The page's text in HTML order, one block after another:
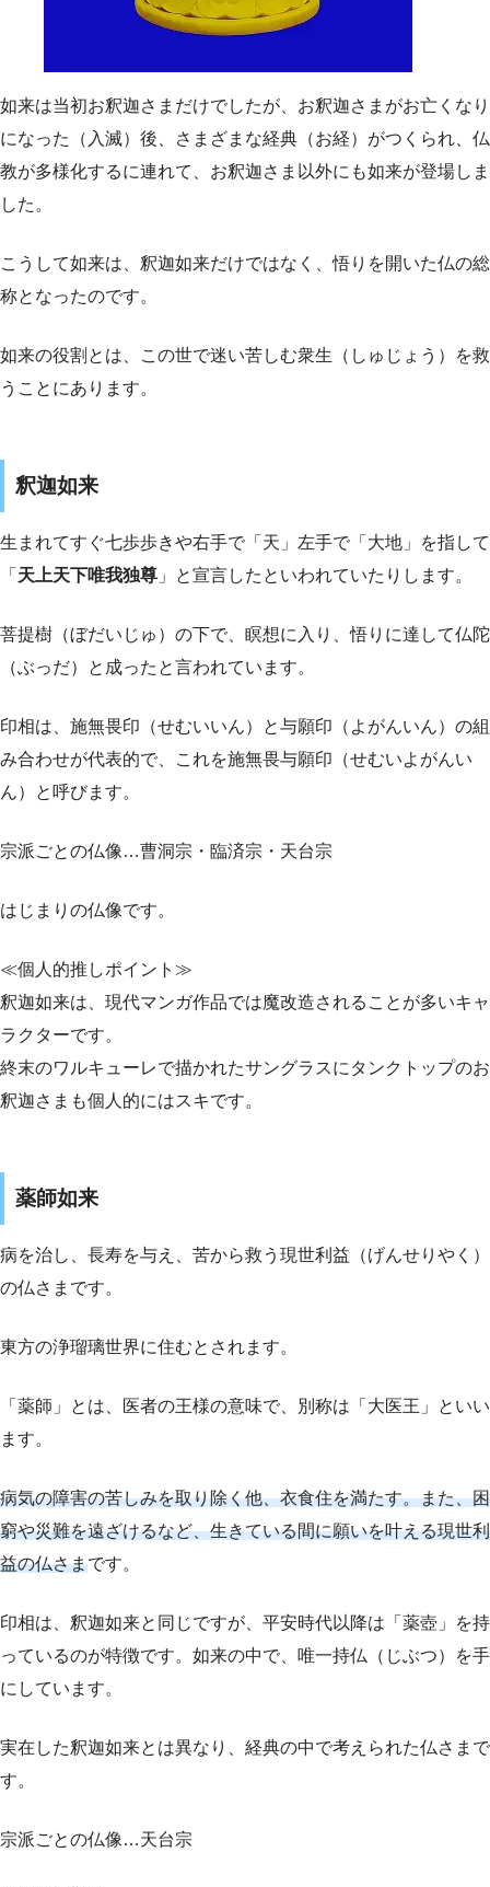
如来は当初お釈迦さまだけでしたが、お釈迦さまがお亡くなり
になった（入滅）後、さまざまな経典（お経）がつくられ、仏
教が多様化するに連れて、お釈迦さま以外にも如来が登場しま
した。
こうして如来は、釈迦如来だけではなく、悟りを開いた仏の総
称となったのです。
如来の役割とは、この世で迷い苦しむ衆生（しゅじょう）を救
うことにあります。
釈迦如来
生まれてすぐ七歩歩きや右手で「天」左手で「大地」を指して
「 天上天下唯我独尊 」と宣言したといわれていたりします。
菩提樹（ぼだいじゅ）の下で、瞑想に入り、悟りに達して仏陀
（ぶっだ）と成ったと言われています。
印相は、施無畏印（せむいいん）と与願印（よがんいん）の組
み合わせが代表的で、これを施無畏与願印（せむいよがんい
ん）と呼びます。
宗派ごとの仏像…曹洞宗・臨済宗・天台宗
はじまりの仏像です。
≪個人的推しポイント≫
釈迦如来は、現代マンガ作品では魔改造されることが多いキャ
ラクターです。
終末のワルキューレで描かれたサングラスにタンクトップのお
釈迦さまも個人的にはスキです。
薬師如来
病を治し、長寿を与え、苦から救う現世利益（げんせりやく）
の仏さまです。
東方の浄瑠璃世界に住むとされます。
「薬師」とは、医者の王様の意味で、別称は「大医王」といい
ます。
病気の障害の苦しみを取り除く他、衣食住を満たす。また、困
窮や災難を遠ざけるなど、生きている間に願いを叶える現世利
益の仏さまです。
印相は、釈迦如来と同じですが、平安時代以降は「薬壺」を持
っているのが特徴です。如来の中で、唯一持仏（じぶつ）を手
にしています。
実在した釈迦如来とは異なり、経典の中で考えられた仏さまで
す。
宗派ごとの仏像…天台宗